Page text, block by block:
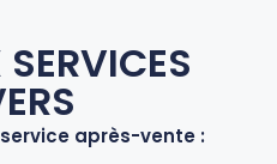
après-vente :